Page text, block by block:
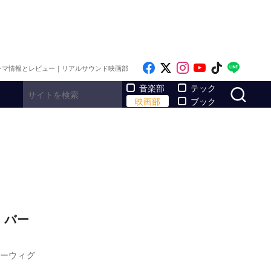
情報とレビュー｜リアルサウンド映画部 Like on Facebook
Follow on x
Follow on
Follow on
Follow
音楽部
映画部
テック
ブック
ー
ウィグ